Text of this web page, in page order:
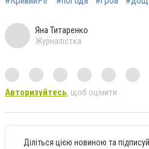
Яна Титаренко
Журналістка
Авторизуйтесь, щоб оцінити
Діліться цією новиною та